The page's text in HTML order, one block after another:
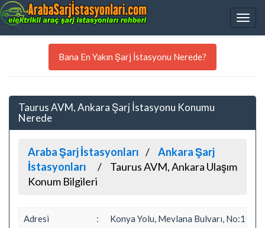
Bana En Yakın Şarj İstasyonu Nerede?
Taurus AVM, Ankara Şarj İstasyonu Konumu
Nerede
Araba Şarj İstasyonları
Ankara Şarj
İstasyonları
Taurus AVM, Ankara Ulaşım
Konum Bilgileri
Adresi : Konya Yolu, Mevlana Bulvarı, No:190